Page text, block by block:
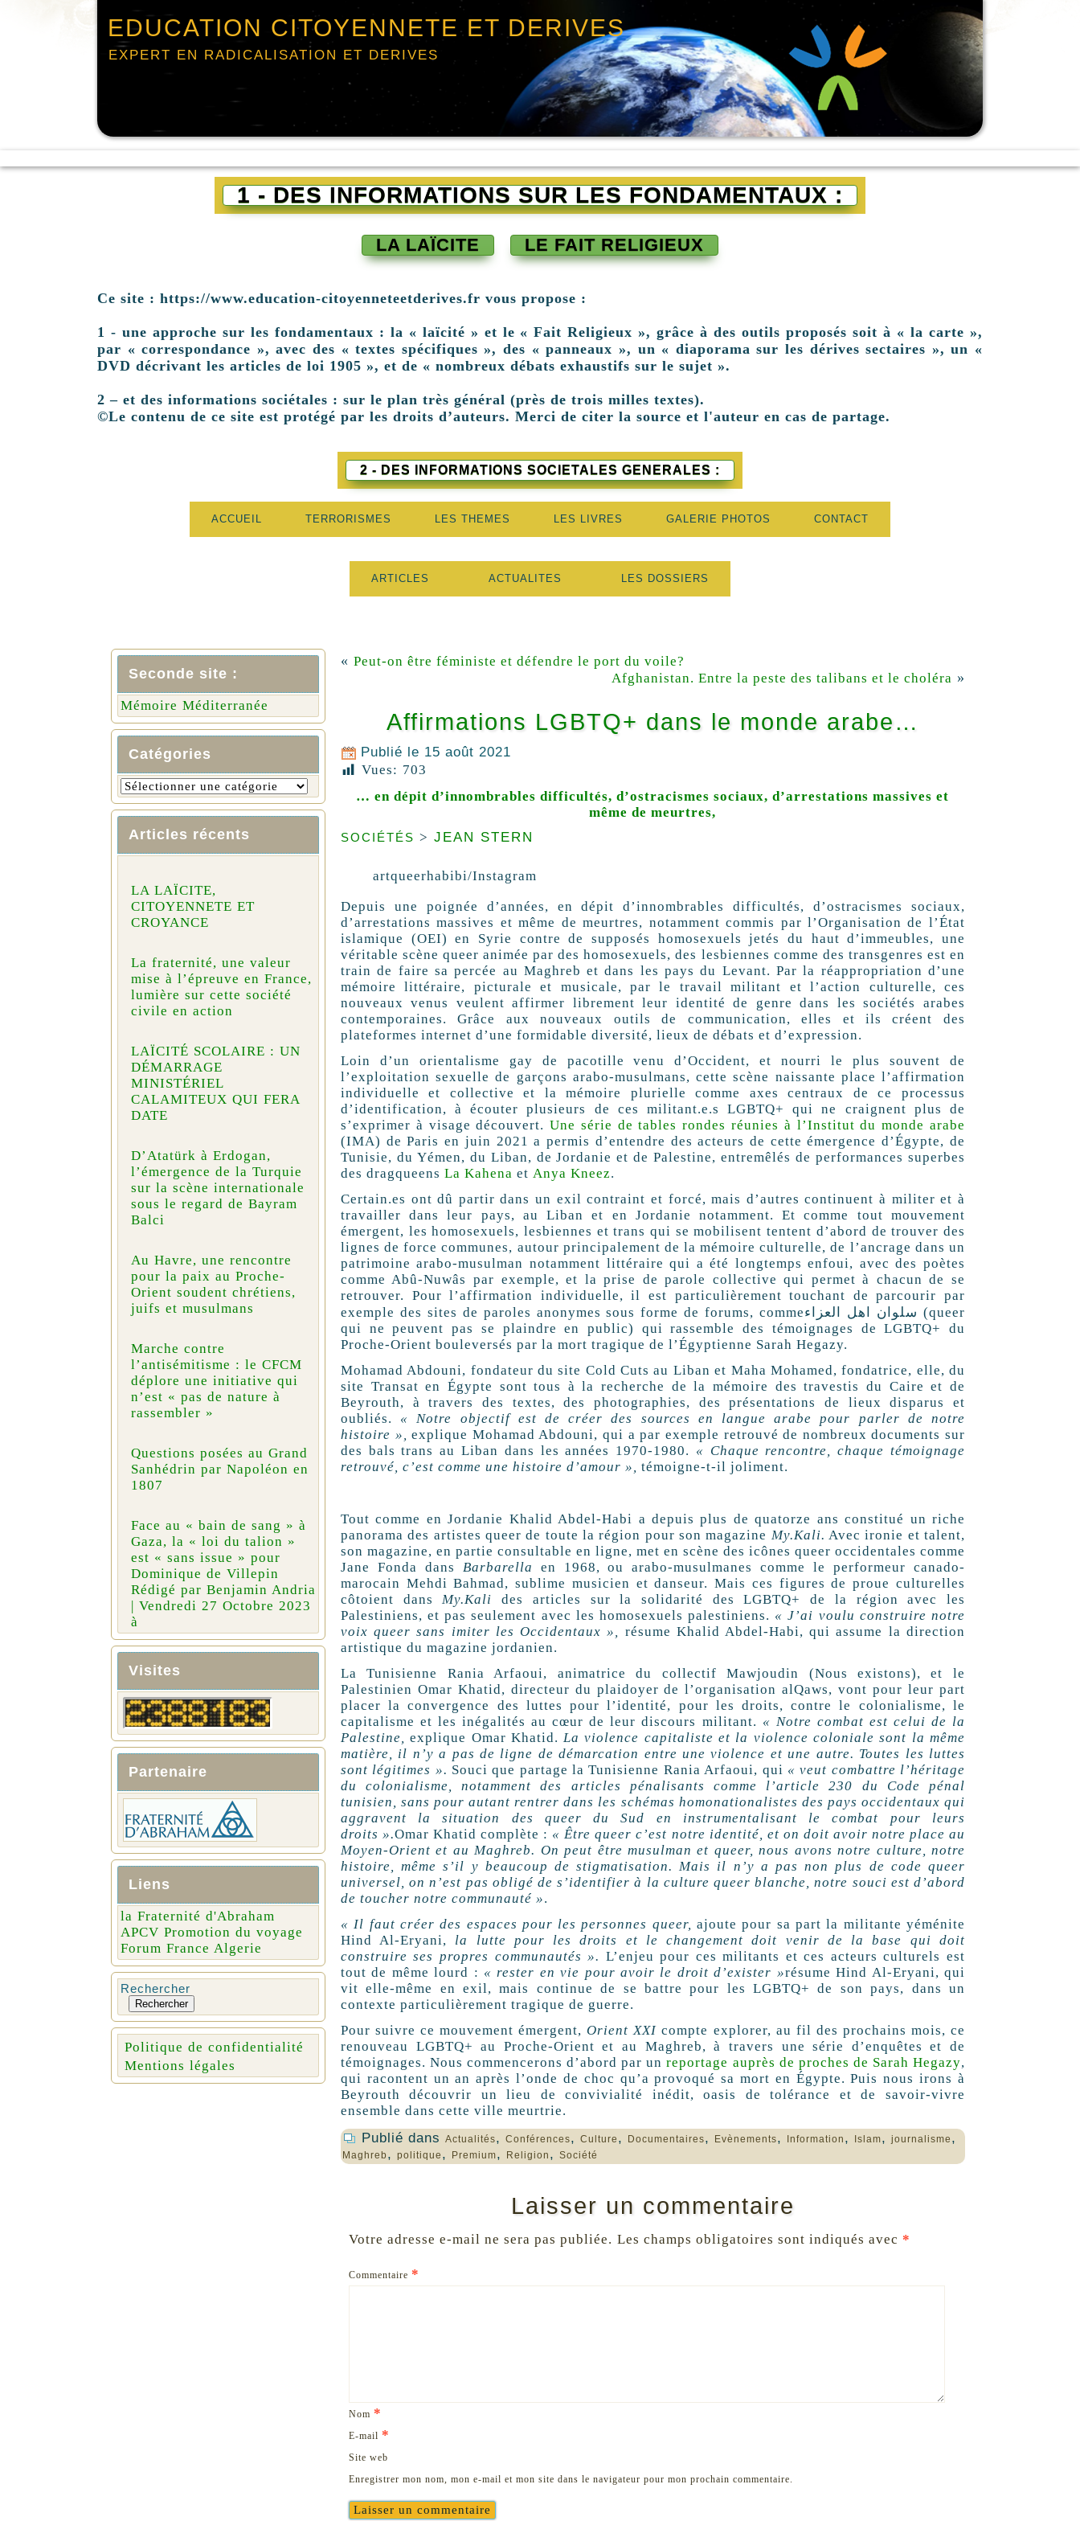
EDUCATION CITOYENNETE ET DERIVES
EXPERT EN RADICALISATION ET DERIVES
1 - DES INFORMATIONS SUR LES FONDAMENTAUX :
LA LAÏCITE LE FAIT RELIGIEUX
Ce site : https://www.education-citoyenneteetderives.fr vous propose :
1 - une approche sur les fondamentaux : la « laïcité » et le « Fait Religieux », grâce à des outils proposés soit à « la carte »,
par « correspondance », avec des « textes spécifiques », des « panneaux », un « diaporama sur les dérives sectaires », un «
DVD décrivant les articles de loi 1905 », et de « nombreux débats exhaustifs sur le sujet ».
2 – et des informations sociétales : sur le plan très général (près de trois milles textes).
©Le contenu de ce site est protégé par les droits d’auteurs. Merci de citer la source et l'auteur en cas de partage.
2 - DES INFORMATIONS SOCIETALES GENERALES :
ACCUEIL TERRORISMES LES THEMES LES LIVRES GALERIE PHOTOS CONTACT
ARTICLES ACTUALITES LES DOSSIERS
Seconde site :
Mémoire Méditerranée
Catégories
Articles récents
LA LAÏCITE,
CITOYENNETE ET
CROYANCE
La fraternité, une valeur
mise à l’épreuve en France,
lumière sur cette société
civile en action
LAÏCITÉ SCOLAIRE : UN
DÉMARRAGE
MINISTÉRIEL
CALAMITEUX QUI FERA
DATE
D’Atatürk à Erdogan,
l’émergence de la Turquie
sur la scène internationale
sous le regard de Bayram
Balci
Au Havre, une rencontre
pour la paix au Proche-
Orient soudent chrétiens,
juifs et musulmans
Marche contre
l’antisémitisme : le CFCM
déplore une initiative qui
n’est « pas de nature à
rassembler »
Questions posées au Grand
Sanhédrin par Napoléon en
1807
Face au « bain de sang » à
Gaza, la « loi du talion »
est « sans issue » pour
Dominique de Villepin
Rédigé par Benjamin Andria
| Vendredi 27 Octobre 2023
à
Visites
Partenaire
Liens
la Fraternité d'Abraham
APCV Promotion du voyage
Forum France Algerie
Rechercher
Rechercher
Politique de confidentialité
Mentions légales
« Peut-on être féministe et défendre le port du voile?
Afghanistan. Entre la peste des talibans et le choléra »
Affirmations LGBTQ+ dans le monde arabe…
Publié le 15 août 2021
Vues: 703
… en dépit d’innombrables difficultés, d’ostracismes sociaux, d’arrestations massives et
même de meurtres,
SOCIÉTÉS > JEAN STERN
artqueerhabibi/Instagram
Depuis une poignée d’années, en dépit d’innombrables difficultés, d’ostracismes sociaux,
d’arrestations massives et même de meurtres, notamment commis par l’Organisation de l’État
islamique (OEI) en Syrie contre de supposés homosexuels jetés du haut d’immeubles, une
véritable scène queer animée par des homosexuels, des lesbiennes comme des transgenres est en
train de faire sa percée au Maghreb et dans les pays du Levant. Par la réappropriation d’une
mémoire littéraire, picturale et musicale, par le travail militant et l’action culturelle, ces
nouveaux venus veulent affirmer librement leur identité de genre dans les sociétés arabes
contemporaines. Grâce aux nouveaux outils de communication, elles et ils créent des
plateformes internet d’une formidable diversité, lieux de débats et d’expression.
Loin d’un orientalisme gay de pacotille venu d’Occident, et nourri le plus souvent de
l’exploitation sexuelle de garçons arabo-musulmans, cette scène naissante place l’affirmation
individuelle et collective et la mémoire plurielle comme axes centraux de ce processus
d’identification, à écouter plusieurs de ces militant.e.sLGBTQ+ qui ne craignent plus de
s’exprimer à visage découvert.Une série de tables rondes réunies à l’Institut du monde arabe
(IMA) de Paris en juin 2021 a permis d’entendre des acteurs de cette émergence d’Égypte, de
Tunisie, du Yémen, du Liban, de Jordanie et de Palestine, entremêlés de performances superbes
des dragqueens La Kahena et Anya Kneez.
Certain.es ont dû partir dans un exil contraint et forcé, mais d’autres continuent à militer et à
travailler dans leur pays, au Liban et en Jordanie notamment. Et comme tout mouvement
émergent, les homosexuels, lesbiennes et trans qui se mobilisent tentent d’abord de trouver des
lignes de force communes, autour principalement de la mémoire culturelle, de l’ancrage dans un
patrimoine arabo-musulman notamment littéraire qui a été longtemps enfoui, avec des poètes
comme Abû-Nuwâs par exemple, et la prise de parole collective qui permet à chacun de se
retrouver. Pour l’affirmation individuelle, il est particulièrement touchant de parcourir par
exemple des sites de paroles anonymes sous forme de forums, commeسلوان اهل العزاء (queer
qui ne peuvent pas se plaindre en public) qui rassemble des témoignages deLGBTQ+ du
Proche-Orient bouleversés par la mort tragique de l’Égyptienne Sarah Hegazy.
Mohamad Abdouni, fondateur du site Cold Cuts au Liban et Maha Mohamed, fondatrice, elle, du
site Transat en Égypte sont tous à la recherche de la mémoire des travestis du Caire et de
Beyrouth, à travers des textes, des photographies, des présentations de lieux disparus et
oubliés. « Notre objectif est de créer des sources en langue arabe pour parler de notre
histoire », explique Mohamad Abdouni, qui a par exemple retrouvé de nombreux documents sur
des bals trans au Liban dans les années 1970-1980. « Chaque rencontre, chaque témoignage
retrouvé, c’est comme une histoire d’amour », témoigne-t-il joliment.
Tout comme en Jordanie Khalid Abdel-Habi a depuis plus de quatorze ans constitué un riche
panorama des artistes queer de toute la région pour son magazine My.Kali. Avec ironie et talent,
son magazine, en partie consultable en ligne, met en scène des icônes queer occidentales comme
Jane Fonda dans Barbarella en 1968, ou arabo-musulmanes comme le performeur canado-
marocain Mehdi Bahmad, sublime musicien et danseur. Mais ces figures de proue culturelles
côtoient dansMy.Kali des articles sur la solidarité desLGBTQ+ de la région avec les
Palestiniens, et pas seulement avec les homosexuels palestiniens. « J’ai voulu construire notre
voix queer sans imiter les Occidentaux », résume Khalid Abdel-Habi, qui assume la direction
artistique du magazine jordanien.
La Tunisienne Rania Arfaoui, animatrice du collectif Mawjoudin (Nous existons), et le
Palestinien Omar Khatid, directeur du plaidoyer de l’organisation alQaws, vont pour leur part
placer la convergence des luttes pour l’identité, pour les droits, contre le colonialisme, le
capitalisme et les inégalités au cœur de leur discours militant. « Notre combat est celui de la
Palestine, explique Omar Khatid.La violence capitaliste et la violence coloniale sont la même
matière, il n’y a pas de ligne de démarcation entre une violence et une autre. Toutes les luttes
sont légitimes ». Souci que partage la Tunisienne Rania Arfaoui, qui « veut combattre l’héritage
du colonialisme, notamment des articles pénalisants comme l’article 230 du Code pénal
tunisien, sans pour autant rentrer dans les schémas homonationalistes des pays occidentaux qui
aggravent la situation des queer du Sud en instrumentalisant le combat pour leurs
droits ».Omar Khatid complète : « Être queer c’est notre identité, et on doit avoir notre place au
Moyen-Orient et au Maghreb. On peut être musulman et queer, nous avons notre culture, notre
histoire, même s’il y beaucoup de stigmatisation. Mais il n’y a pas non plus de code queer
universel, on n’est pas obligé de s’identifier à la culture queer blanche, notre souci est d’abord
de toucher notre communauté ».
« Il faut créer des espaces pour les personnes queer, ajoute pour sa part la militante yéménite
Hind Al-Eryani, la lutte pour les droits et le changement doit venir de la base qui doit
construire ses propres communautés ». L’enjeu pour ces militants et ces acteurs culturels est
tout de même lourd : « rester en vie pour avoir le droit d’exister »résume Hind Al-Eryani, qui
vit elle-même en exil, mais continue de se battre pour lesLGBTQ+ de son pays, dans un
contexte particulièrement tragique de guerre.
Pour suivre ce mouvement émergent,OrientXXI compte explorer, au fil des prochains mois, ce
renouveau LGBTQ+ au Proche-Orient et au Maghreb, à travers une série d’enquêtes et de
témoignages. Nous commencerons d’abord par unreportage auprès de proches de Sarah Hegazy,
qui racontent un an après l’onde de choc qu’a provoqué sa mort en Égypte. Puis nous irons à
Beyrouth découvrir un lieu de convivialité inédit, oasis de tolérance et de savoir-vivre
ensemble dans cette ville meurtrie.
Publié dans Actualités, Conférences, Culture , Documentaires, Evènements, Information , Islam, journalisme ,
Maghreb, politique , Premium, Religion , Société
Laisser un commentaire
Votre adresse e-mail ne sera pas publiée. Les champs obligatoires sont indiqués avec *
Commentaire *
Nom *
E-mail *
Site web
Enregistrer mon nom, mon e-mail et mon site dans le navigateur pour mon prochain commentaire.